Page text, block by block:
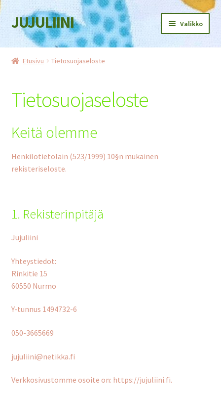
Siirry
navigointiin
Siirry
sisältöön
JUJULIINI Valikko
Etusivu
Ostoskori
Kassa
Oma tili
Yhteystiedot
Maksuehdot
Etusivu Tietosuojaseloste
Tietosuojaseloste
Keitä olemme
Henkilötietolain (523/1999) 10§n mukainen
rekisteriseloste.
1. Rekisterinpitäjä
Jujuliini
Yhteystiedot:
Rinkitie 15
60550 Nurmo
Y-tunnus 1494732-6
050-3665669
jujuliini@netikka.fi
Verkkosivustomme osoite on: https://jujuliini.fi.